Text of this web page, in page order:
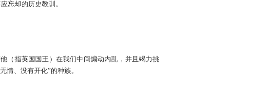
忘却的历史教训。
（指英国国王）在我们中间煽动内乱，并且竭力挑
情、没有开化”的种族。